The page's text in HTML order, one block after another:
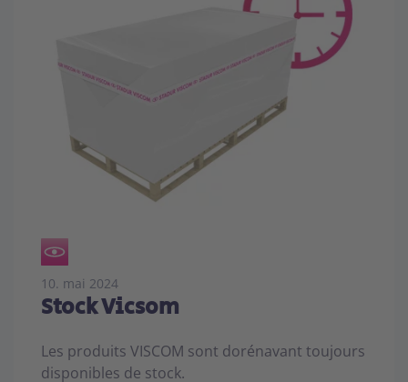
10. mai 2024
Stock Vicsom
Les produits VISCOM sont dorénavant toujours
disponibles de stock.